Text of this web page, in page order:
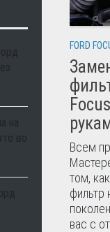
FORD
Всем
том,
фильтр
вас с
на
во